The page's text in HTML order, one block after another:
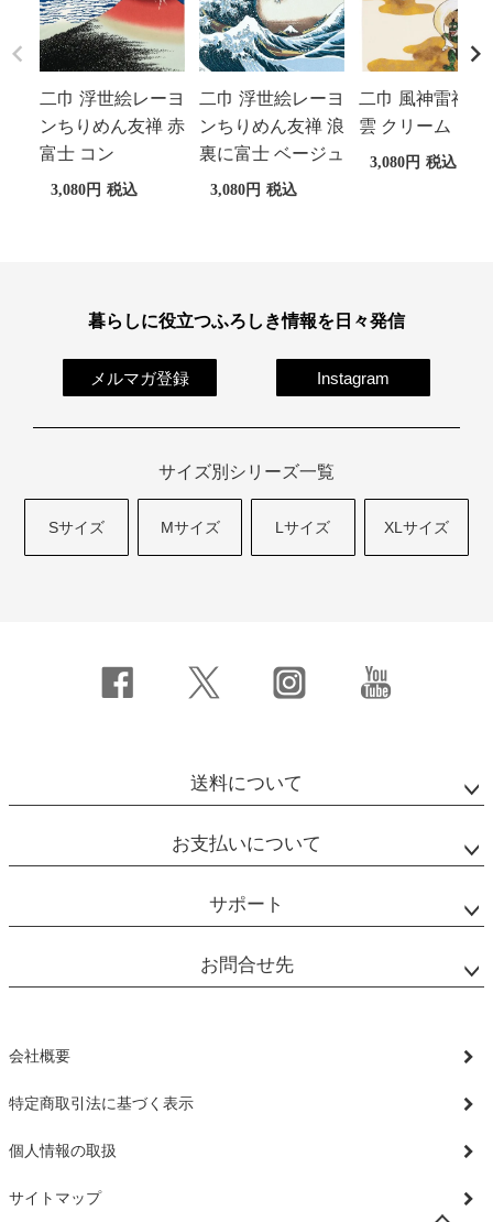
二巾 浮世絵レーヨ
ンちりめん友禅 赤
富士 コン
3,080 税込
二巾 浮世絵レーヨ
ンちりめん友禅 浪
裏に富士 ベージュ
3,080 税込
二巾 風神雷神 祥
雲 クリーム
3,080 税込
暮らしに役立つふろしき情報を日々発信
メルマガ登録 Instagram
サイズ別シリーズ一覧
Sサイズ Mサイズ Lサイズ XLサイズ
送料について
お支払いについて
サポート
お問合せ先
会社概要
特定商取引法に基づく表示
個人情報の取扱
サイトマップ